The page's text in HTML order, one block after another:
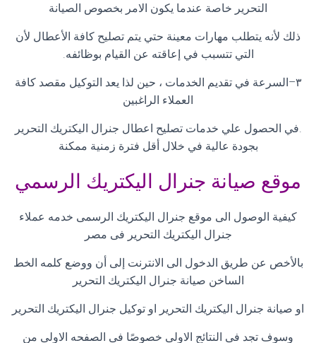
التحرير خاصة عندما يكون الامر بخصوص الصيانة
ذلك لأنه يتطلب مهارات معينة حتي يتم تصليح كافة الأعطال لأن
التي تتسبب في إعاقته عن القيام بوظائفه.
٣–السرعة في تقديم الخدمات ، حين لذا يعد التوكيل مقصد كافة
العملاء الراغبين
.في الحصول علي خدمات تصليح اعطال جنرال اليكتريك التحرير
بجودة عالية في خلال أقل فترة زمنية ممكنة
موقع صيانة جنرال اليكتريك الرسمي
كيفية الوصول الى موقع جنرال اليكتريك الرسمى خدمه عملاء
جنرال اليكتريك التحرير فى مصر
بالأخص عن طريق الدخول الى الانترنت إلى أن ووضع كلمه الخط
الساخن صيانة جنرال اليكتريك التحرير
او صيانة جنرال اليكتريك التحرير او توكيل جنرال اليكتريك التحرير
وسوف تجد فى النتائج الاولى خصوصًا فى الصفحه الاولى من